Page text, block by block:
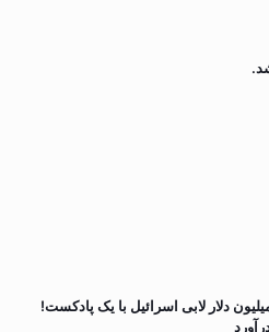
سوسیالیست‌ها: شکست ۳۲ میلیون دلار لابی اسرائیل با یک پادکست!